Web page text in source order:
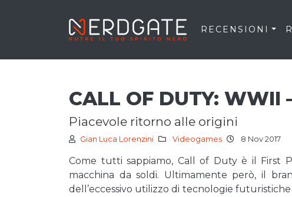
RECENSIONI
CALL OF DUTY: WWII
piacevole ritorno alle origini
Gian Luca Lorenzini Videogames 8 Nov 2017
Come tutti sappiamo, Call of Duty è il First
macchina da soldi. Ultimamente però, il
dell’eccessivo utilizzo di tecnologie